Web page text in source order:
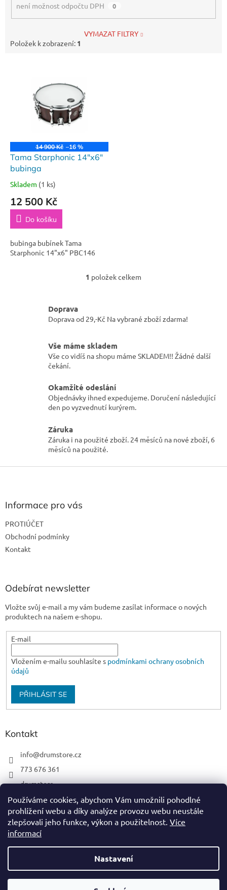
Používáme cookies, abychom Vám umožnili pohodlné
prohlížení webu a díky analýze provozu webu neustále
zlepšovali jeho funkce, výkon a použitelnost. Více
informací
Nastavení
není možnost odpočtu DPH 0
VYMAZAT FILTRY
Položek k zobrazení: 1
d
14 900 Kč –16 %
Tama Starphonic 14"x6"
bubinga
Skladem (1 ks)
12 500 Kč
Do košíku
bubinga bubínek Tama
Starphonic 14"x6" PBC146
O
d
í
p
k
y
v
i
s
1 položek celkem
Doprava
Doprava od 29,-Kč Na vybrané zboží zdarma!
Vše máme skladem
Vše co vidíš na shopu máme SKLADEM!! Žádné další
čekání.
Okamžité odeslání
Objednávky ihned expedujeme. Doručení následující
den po vyzvednutí kurýrem.
Záruka
Záruka i na použité zboží. 24 měsíců na nové zboží, 6
měsíců na použité.
Informace pro vás
PROTIÚČET
Obchodní podmínky
Kontakt
Odebírat newsletter
Vložte svůj e-mail a my vám budeme zasílat informace o nových
produktech na našem e-shopu.
E-mail
Vložením e-mailu souhlasíte s podmínkami ochrany osobních
údajů
PŘIHLÁSIT SE
Kontakt
info@drumstore.cz
773 676 361
drumstore
drumstore.cz
https://www.youtube.com/@DRUMSTOREPRAGUE
Vytvořil Shoptet